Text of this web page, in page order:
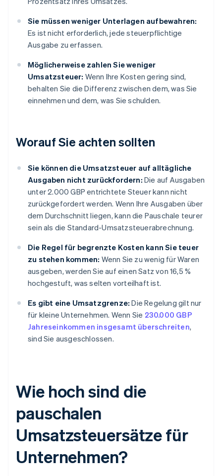
Sie müssen weniger Unterlagen aufbewahren:
Es ist nicht erforderlich, jede steuerpflichtige
Ausgabe zu erfassen.
Möglicherweise zahlen Sie weniger
Umsatzsteuer: Wenn Ihre Kosten gering sind,
behalten Sie die Differenz zwischen dem, was Sie
einnehmen und dem, was Sie schulden.
Worauf Sie achten sollten
Sie können die Umsatzsteuer auf alltägliche
Ausgaben nicht zurückfordern: Die auf Ausgaben
unter 2.000 GBP entrichtete Steuer kann nicht
zurückgefordert werden. Wenn Ihre Ausgaben über
dem Durchschnitt liegen, kann die Pauschale teurer
sein als die Standard-Umsatzsteuerabrechnung.
Die Regel für begrenzte Kosten kann Sie teuer
zu stehen kommen: Wenn Sie zu wenig für Waren
ausgeben, werden Sie auf einen Satz von 16,5 %
hochgestuft, was selten vorteilhaft ist.
Es gibt eine Umsatzgrenze: Die Regelung gilt nur
für kleine Unternehmen. Wenn Sie 230.000 GBP
Jahreseinkommen insgesamt überschreiten,
sind Sie ausgeschlossen.
Wie hoch sind die
pauschalen
Umsatzsteuersätze für
Unternehmen?